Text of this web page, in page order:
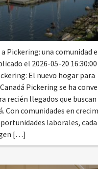
Pickering: una comunidad
el 2026-05-20 16:30:00
El nuevo hogar para
Pickering se ha
recién llegados que buscan
Con comunidades en
laborales, cada
[…]